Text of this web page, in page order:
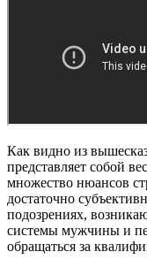
Как видно из
представляет собой
множество нюансов
достаточно
подозрениях,
системы мужчины и
обращаться за